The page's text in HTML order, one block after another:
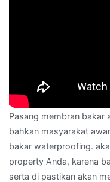
Pasang membran bakar
bahkan masyarakat
bakar waterproofing.
property Anda, karena
serta di pastikan akan